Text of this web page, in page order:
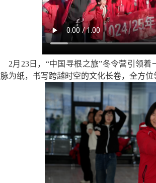
2月23日，“中国寻根之旅”冬令营引领
为纸，书写跨越时空的文化长卷，全方位